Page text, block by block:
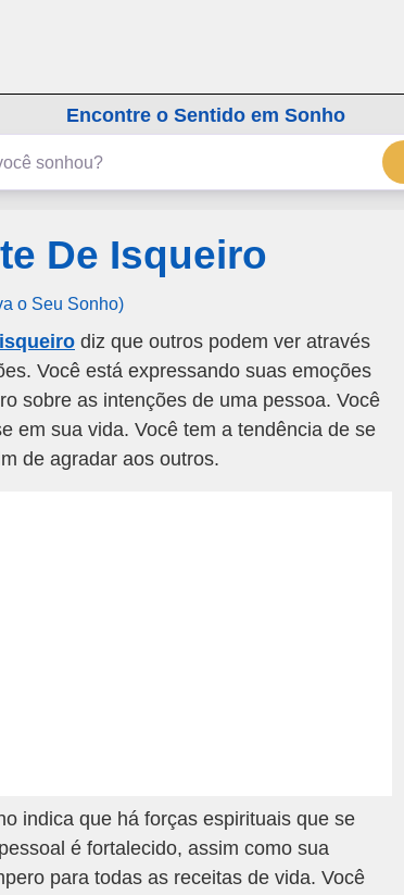
Encontre o Sentido em Sonho
De Isqueiro
o Seu Sonho)
diz que outros podem ver através
Você está expressando suas emoções
sobre as intenções de uma pessoa. Você
em sua vida. Você tem a tendência de se
de agradar aos outros.
indica que há forças espirituais que se
é fortalecido, assim como sua
para todas as receitas de vida. Você